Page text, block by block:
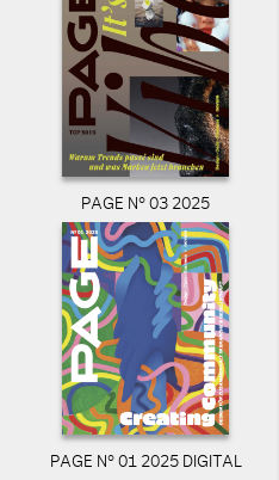
PAGE N° 03 2025
PAGE N° 01 2025 DIGITAL